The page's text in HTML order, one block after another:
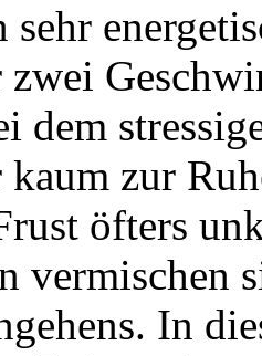
dem
zur
öfters
vermischen
In